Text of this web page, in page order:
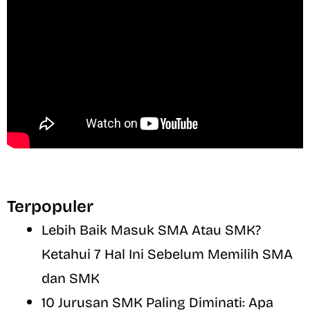
Terpopuler
Lebih Baik Masuk SMA Atau SMK?
Ketahui 7 Hal Ini Sebelum Memilih SMA
dan SMK
10 Jurusan SMK Paling Diminati: Apa